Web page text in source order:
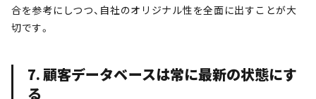
合を参考にしつつ、自社のオリジナル性を全面に出すことが大
切です。
7. 顧客データベースは常に最新の状態にす
る